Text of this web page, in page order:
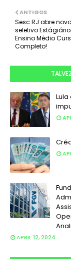
ANTIGOS
Sesc RJ abre
seletivo
Ensino Médio
Completo!
Lula
APRIL 12, 2024